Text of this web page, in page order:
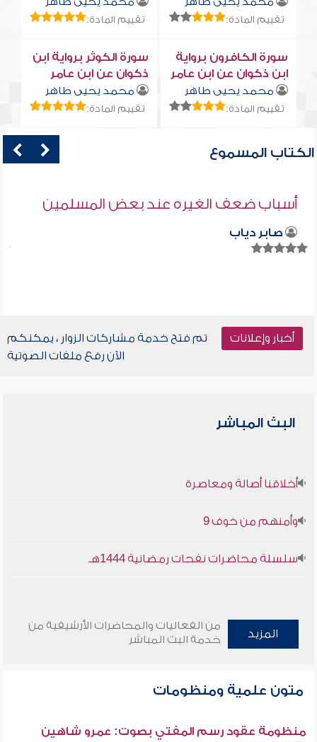
تقييم المادة: تقييم المادة:
سورة الكافرون برواية
ابن ذكوان عن ابن عامر
محمد يحيى طاهر
تقييم المادة:
سورة الكوثر برواية ابن
ذكوان عن ابن عامر
محمد يحيى طاهر
تقييم المادة:
الكتاب المسموع
أسباب ضعف الغيره عند بعض المسلمين
صابر دياب
أخبار وإعلانات
تم فتح خدمة مشاركات الزوار ، يمكنكم
الآن رفع ملفات الصوتية
البث المباشر
أخلاقنا أصالة ومعاصرة
وأمنهم من خوف 9
سلسلة محاضرات نفحات رمضانية 1444هـ
المزيد
من الفعاليات والمحاضرات الأرشيفية من
خدمة البث المباشر
متون علمية ومنظومات
منظومة عقود رسم المفتي بصوت: عمرو شاهين